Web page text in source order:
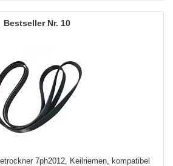
10
7ph2012, Keilriemen, kompatibel